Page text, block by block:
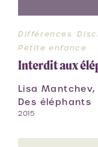
Différences
Petite enfance
Interdit aux
Lisa Mantchev,
Des éléphants
2015